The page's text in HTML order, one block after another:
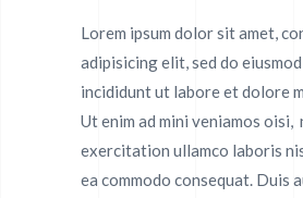
Lorem ipsum dolor sit amet,
adipisicing elit, sed do
incididunt ut labore et dolore
Ut enim ad mini veniamos oisi,
exercitation ullamco laboris
ea commodo consequat. Duis